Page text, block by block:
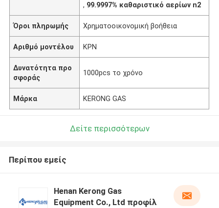
, 99.9997% καθαριστικό αερίων n2
Όροι πληρωμής Χρηματοοικονομική βοήθεια
Αριθμό μοντέλου ΚΡΝ
Δυνατότητα προ
σφοράς
1000pcs το χρόνο
Μάρκα KERONG GAS
Δείτε περισσότερων
Περίπου εμείς
Henan Kerong Gas
Equipment Co., Ltd προφίλ